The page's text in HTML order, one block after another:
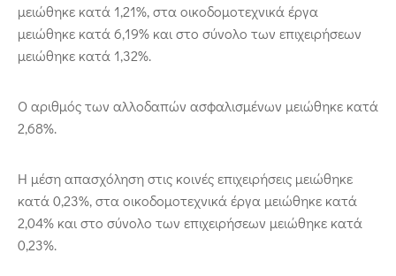
μειώθηκε κατά 1,21%, στα οικοδομοτεχνικά έργα
μειώθηκε κατά 6,19% και στο σύνολο των επιχειρήσεων
μειώθηκε κατά 1,32%.
Ο αριθμός των αλλοδαπών ασφαλισμένων μειώθηκε κατά
2,68%.
Η μέση απασχόληση στις κοινές επιχειρήσεις μειώθηκε
κατά 0,23%, στα οικοδομοτεχνικά έργα μειώθηκε κατά
2,04% και στο σύνολο των επιχειρήσεων μειώθηκε κατά
0,23%.